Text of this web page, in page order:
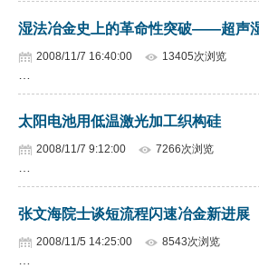
湿法冶金史上的革命性突破——超声
2008/11/7 16:40:00 13405次浏览
太阳电池用低温激光加工织构硅
2008/11/7 9:12:00 7266次浏览
张文海院士谈短流程闪速冶金新进展
2008/11/5 14:25:00 8543次浏览